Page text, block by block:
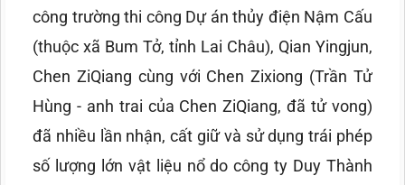
công trường thi công Dự án thủy điện Nậm Cấu
(thuộc xã Bum Tở, tỉnh Lai Châu), Qian Yingjun,
Chen ZiQiang cùng với Chen Zixiong (Trần Tử
Hùng - anh trai của Chen ZiQiang, đã tử vong)
đã nhiều lần nhận, cất giữ và sử dụng trái phép
số lượng lớn vật liệu nổ do công ty Duy Thành